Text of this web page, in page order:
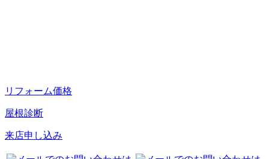
リフォーム価格
屋根診断
来店申し込み